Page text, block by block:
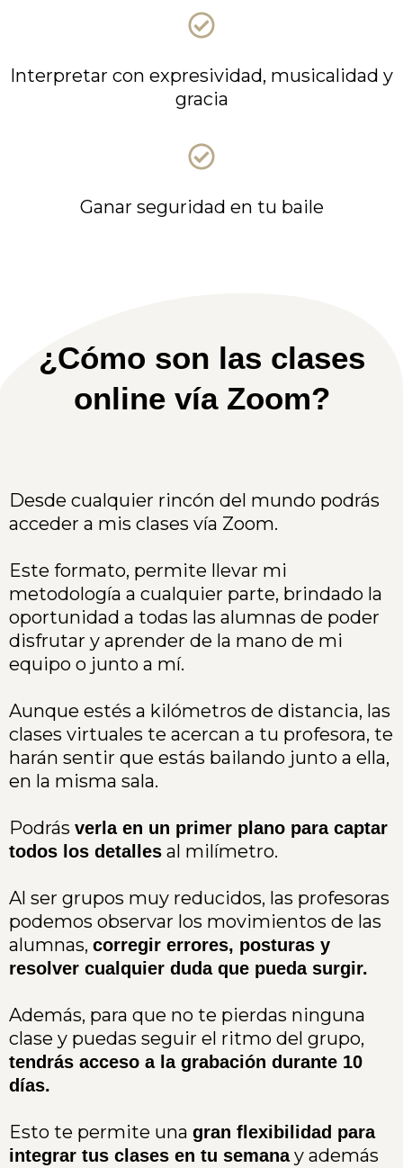
Interpretar con expresividad, musicalidad y
gracia
Ganar seguridad en tu baile
¿Cómo son las clases
online vía Zoom?
Desde cualquier rincón del mundo podrás
acceder a mis clases vía Zoom.
Este formato, permite llevar mi
metodología a cualquier parte, brindado la
oportunidad a todas las alumnas de poder
disfrutar y aprender de la mano de mi
equipo o junto a mí.
Aunque estés a kilómetros de distancia, las
clases virtuales te acercan a tu profesora, te
harán sentir que estás bailando junto a ella,
en la misma sala.
Podrás verla en un primer plano para captar
todos los detalles al milímetro.
Al ser grupos muy reducidos, las profesoras
podemos observar los movimientos de las
alumnas, corregir errores, posturas y
resolver cualquier duda que pueda surgir.
Además, para que no te pierdas ninguna
clase y puedas seguir el ritmo del grupo,
tendrás acceso a la grabación durante 10
días.
Esto te permite una gran flexibilidad para
integrar tus clases en tu semanay además